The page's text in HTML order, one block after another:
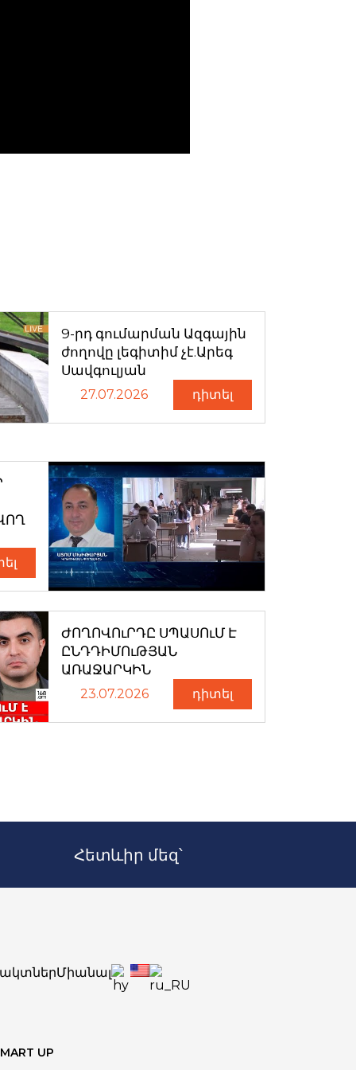
9-րդ գումարման Ազգային
ժողովը լեգիտիմ չէ.Արեգ
Սավգուլյան
27.07.2026 դիտել
ԺՈՂՈՎՈւՐԴԸ ՍՊԱՍՈւՄ Է
ԸՆԴԴԻՄՈւԹՅԱՆ
ԱՌԱՋԱՐԿԻՆ
23.07.2026 դիտել
Հետևիր մեզ՝
Միանալ
UP